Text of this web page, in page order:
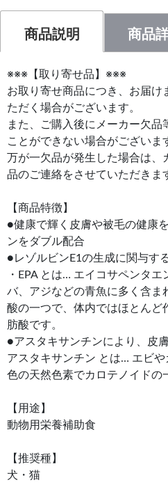
商品説明 商品
※※※【取り寄せ品】※※※
お取り寄せ商品につき、お届け
ただく場合がございます。
また、ご購入後にメーカー欠品
ことができない場合がございま
万が一欠品が発生した場合は、
品のご連絡をさせていただきま
【商品特徴】
●健康で輝く皮膚や被毛の健康
ンをダブル配合
●レゾルビンE1の生成に関与す
・EPA とは… エイコサペンタ
バ、アジなどの青魚に多く含ま
酸の一つで、体内ではほとんど
肪酸です。
●アスタキサンチンにより、皮
アスタキサンチン とは… エビ
色の天然色素でカロテノイドの
【用途】
動物用栄養補助食
【推奨種】
犬・猫